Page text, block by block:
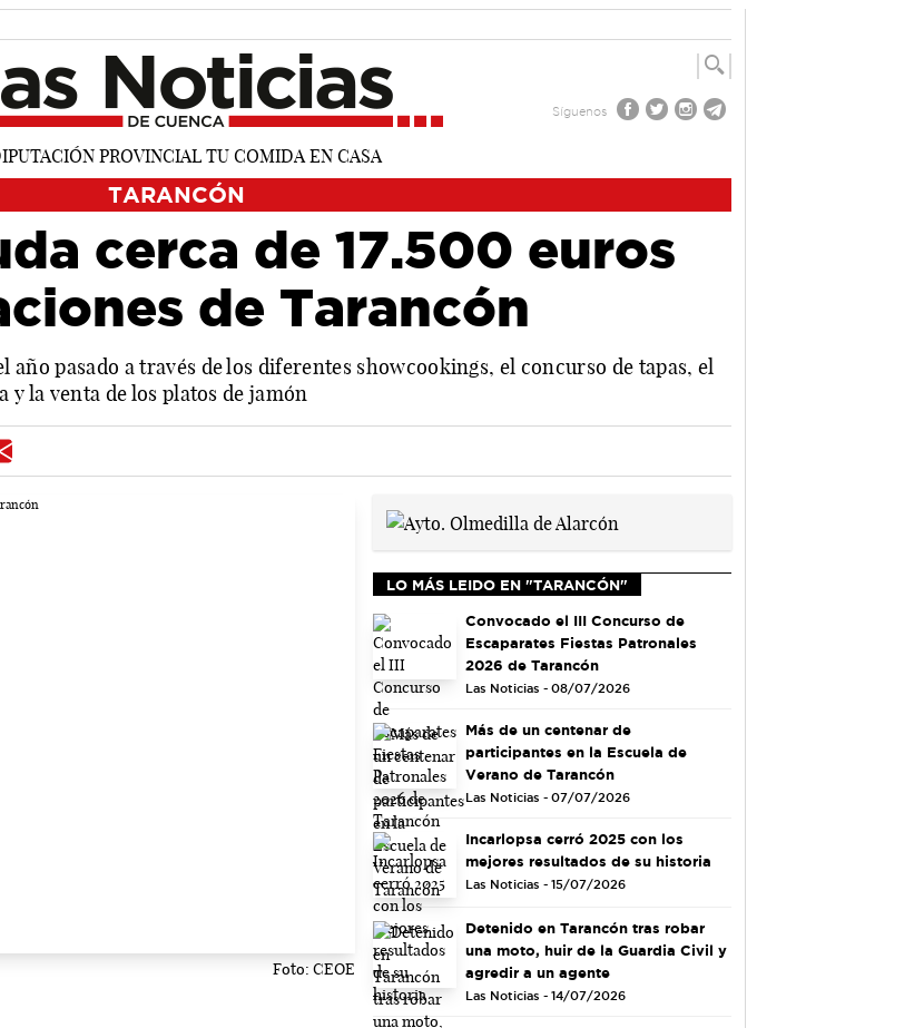
Síguenos
TARANCÓN
cerca de 17.500 euros
de Tarancón
año pasado a través de los diferentes showcookings, el concurso de tapas, el
y la venta de los platos de jamón
Foto: CEOE
LO MÁS LEIDO EN "TARANCÓN"
Convocado el III Concurso de
Escaparates Fiestas Patronales
2026 de Tarancón
Las Noticias - 08/07/2026
Más de un centenar de
participantes en la Escuela de
Verano de Tarancón
Las Noticias - 07/07/2026
Incarlopsa cerró 2025 con los
mejores resultados de su historia
Las Noticias - 15/07/2026
Detenido en Tarancón tras robar
una moto, huir de la Guardia Civil y
agredir a un agente
Las Noticias - 14/07/2026